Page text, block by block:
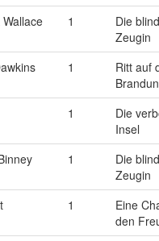
1
Die
Zeugin
1
Ritt auf
1
Die
Insel
1
Die
Zeugin
1
Eine
den